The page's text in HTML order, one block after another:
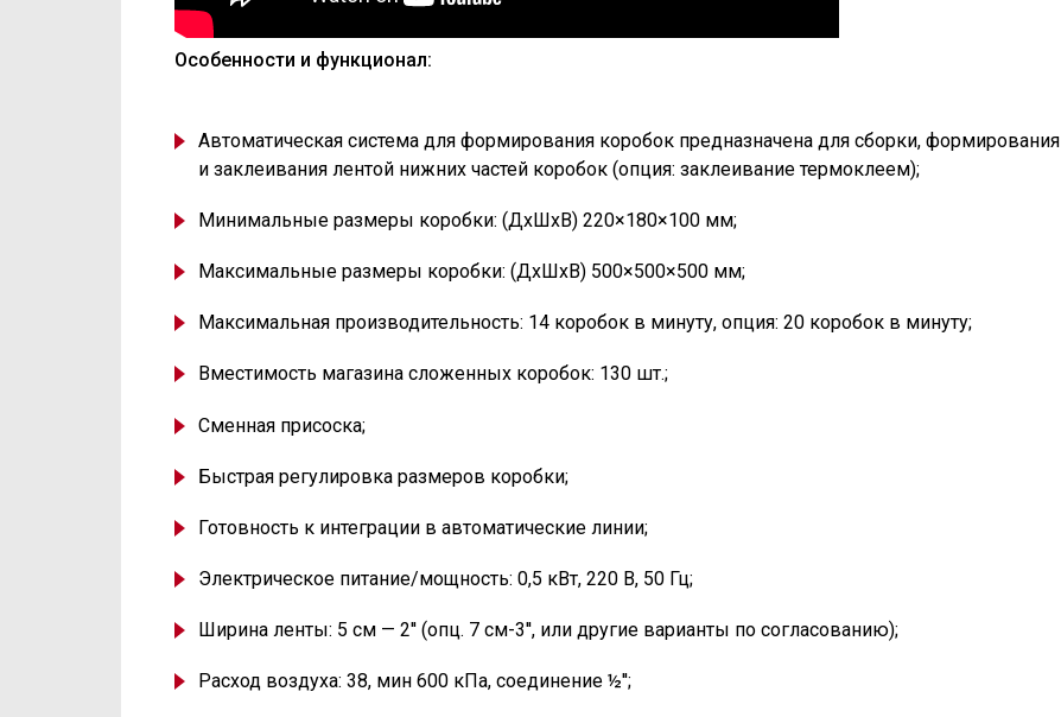
Особенности и функционал:
Автоматическая система для формирования коробок предназначена для сборки, формирования
и заклеивания лентой нижних частей коробок (опция: заклеивание термоклеем);
Минимальные размеры коробки: (ДхШхВ) 220×180×100 мм;
Максимальные размеры коробки: (ДхШхВ) 500×500×500 мм;
Максимальная производительность: 14 коробок в минуту, опция: 20 коробок в минуту;
Вместимость магазина сложенных коробок: 130 шт.;
Сменная присоска;
Быстрая регулировка размеров коробки;
Готовность к интеграции в автоматические линии;
Электрическое питание/мощность: 0,5 кВт, 220 В, 50 Гц;
Ширина ленты: 5 см — 2'' (опц. 7 см-3'', или другие варианты по согласованию);
Расход воздуха: 38, мин 600 кПа, соединение ½'';